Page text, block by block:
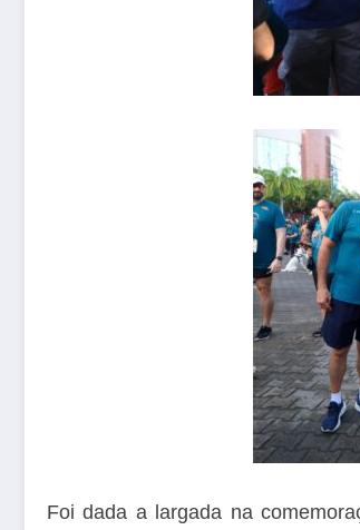
Foi dada a largada na